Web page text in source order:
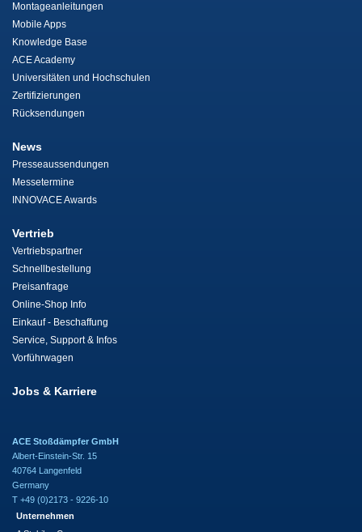
Montageanleitungen
Mobile Apps
Knowledge Base
ACE Academy
Universitäten und Hochschulen
Zertifizierungen
Rücksendungen
News
Presseaussendungen
Messetermine
INNOVACE Awards
Vertrieb
Vertriebspartner
Schnellbestellung
Preisanfrage
Online-Shop Info
Einkauf - Beschaffung
Service, Support & Infos
Vorführwagen
Jobs & Karriere
ACE Stoßdämpfer GmbH
Albert-Einstein-Str. 15
40764 Langenfeld
Germany
T +49 (0)2173 - 9226-10
Unternehmen